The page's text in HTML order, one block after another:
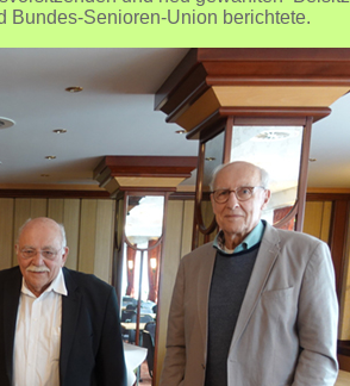
Bundes-Senioren-Union berichtete.